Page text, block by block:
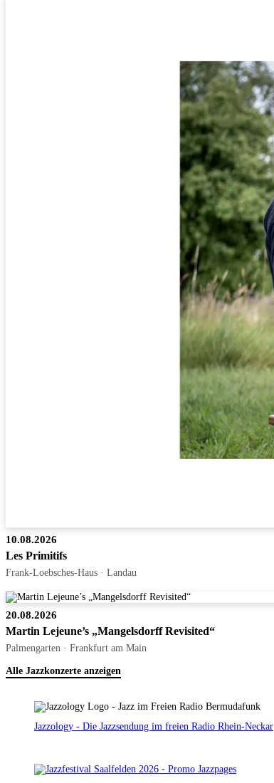
10.08.2026
Les Primitifs
Frank-Loebsches-Haus · Landau
20.08.2026
Martin Lejeune’s „Mangelsdorff Revisited“
Palmengarten · Frankfurt am Main
Alle Jazzkonzerte anzeigen
Jazzology - Die Jazzsendung im freien Radio Rhein-Neckar